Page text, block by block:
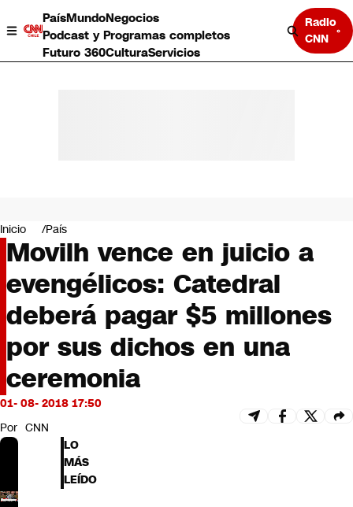
PaísMundoNegocios
Podcast y Programas completos
Futuro 360CulturaServicios
Radio
CNN
Negocios
Deportes
Programas completos
Cultura
Servicios
Bits
CNN tiempo
Opinión
Inicio País
Movilh vence en juicio a
evengélicos: Catedral
deberá pagar $5 millones
por sus dichos en una
ceremonia
01- 08- 2018 17:50
Por CNN
LO
MÁS
LEÍDO